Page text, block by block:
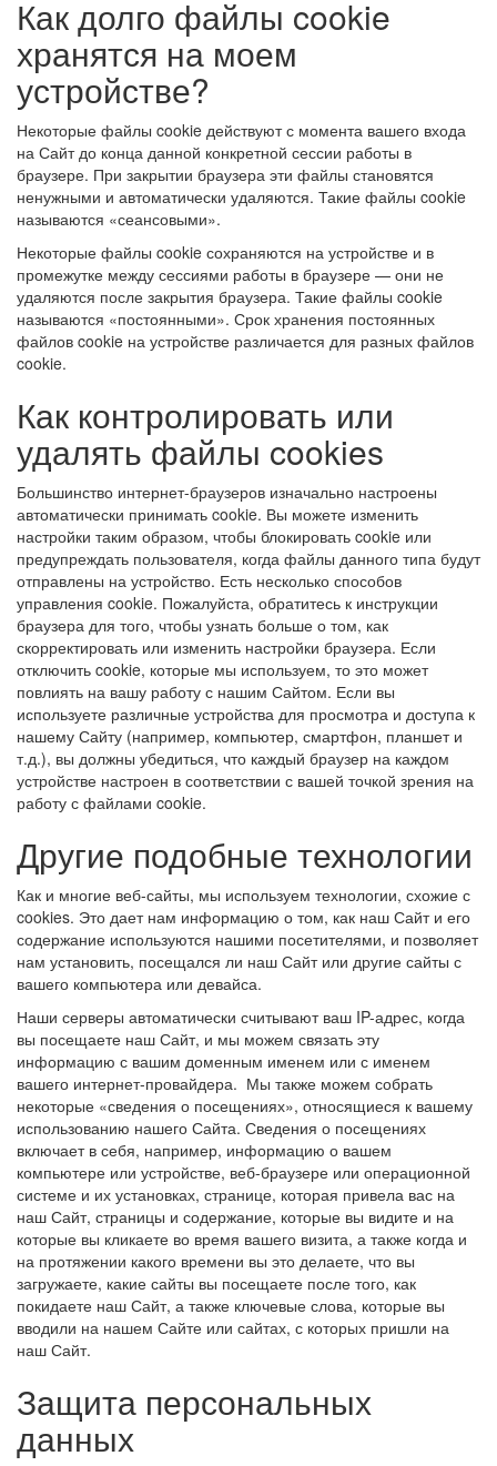
Как долго файлы cookie
хранятся на моем
устройстве?
Некоторые файлы cookie действуют с момента вашего входа
на Сайт до конца данной конкретной сессии работы в
браузере. При закрытии браузера эти файлы становятся
ненужными и автоматически удаляются. Такие файлы cookie
называются «сеансовыми».
Некоторые файлы cookie сохраняются на устройстве и в
промежутке между сессиями работы в браузере — они не
удаляются после закрытия браузера. Такие файлы cookie
называются «постоянными». Срок хранения постоянных
файлов cookie на устройстве различается для разных файлов
cookie.
Как контролировать или
удалять файлы cookies
Большинство интернет-браузеров изначально настроены
автоматически принимать cookie. Вы можете изменить
настройки таким образом, чтобы блокировать cookie или
предупреждать пользователя, когда файлы данного типа будут
отправлены на устройство. Есть несколько способов
управления cookie. Пожалуйста, обратитесь к инструкции
браузера для того, чтобы узнать больше о том, как
скорректировать или изменить настройки браузера. Если
отключить cookie, которые мы используем, то это может
повлиять на вашу работу с нашим Сайтом. Если вы
используете различные устройства для просмотра и доступа к
нашему Сайту (например, компьютер, смартфон, планшет и
т.д.), вы должны убедиться, что каждый браузер на каждом
устройстве настроен в соответствии с вашей точкой зрения на
работу с файлами cookie.
Другие подобные технологии
Как и многие веб-сайты, мы используем технологии, схожие с
cookies. Это дает нам информацию о том, как наш Сайт и его
содержание используются нашими посетителями, и позволяет
нам установить, посещался ли наш Сайт или другие сайты с
вашего компьютера или девайса.
Наши серверы автоматически считывают ваш IP-адрес, когда
вы посещаете наш Сайт, и мы можем связать эту
информацию с вашим доменным именем или с именем
вашего интернет-провайдера. Мы также можем собрать
некоторые «сведения о посещениях», относящиеся к вашему
использованию нашего Сайта. Сведения о посещениях
включает в себя, например, информацию о вашем
компьютере или устройстве, веб-браузере или операционной
системе и их установках, странице, которая привела вас на
наш Сайт, страницы и содержание, которые вы видите и на
которые вы кликаете во время вашего визита, а также когда и
на протяжении какого времени вы это делаете, что вы
загружаете, какие сайты вы посещаете после того, как
покидаете наш Сайт, а также ключевые слова, которые вы
вводили на нашем Сайте или сайтах, с которых пришли на
наш Сайт.
Защита персональных
данных